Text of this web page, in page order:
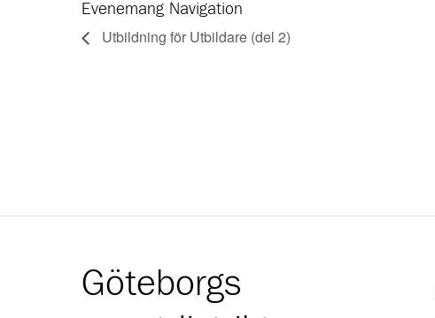
Evenemang Navigation
Utbildning för Utbildare (del 2)
Göteborgs